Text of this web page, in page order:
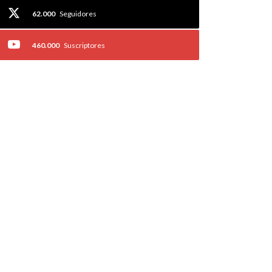
62.000 Seguidores
460.000 Suscriptores